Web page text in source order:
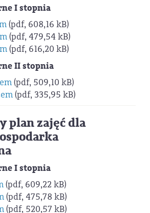
I stopnia
(pdf, 608,16 kB)
(pdf, 479,54 kB)
(pdf, 616,20 kB)
II stopnia
(pdf, 509,10 kB)
(pdf, 335,95 kB)
plan zajęć dla
I stopnia
(pdf, 609,22 kB)
(pdf, 475,78 kB)
(pdf, 520,57 kB)